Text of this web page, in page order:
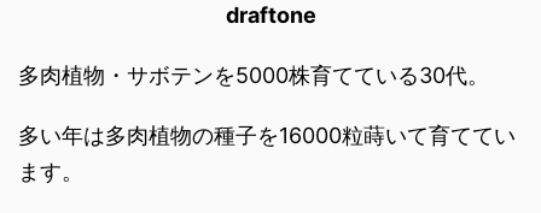
draftone
多肉植物・サボテンを5000株育てている30代。
多い年は多肉植物の種子を16000粒蒔いて育ててい
ます。